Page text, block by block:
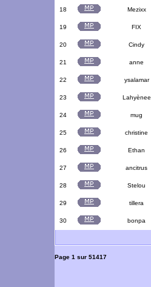
18 Mezixx
19 FIX
20 Cindy
21 anne
22 ysalamar
23 Lahyènee
24 mug
25 christine
26 Ethan
27 ancitrus
28 Stelou
29 tillera
30 bonpa
Page 1 sur 51417